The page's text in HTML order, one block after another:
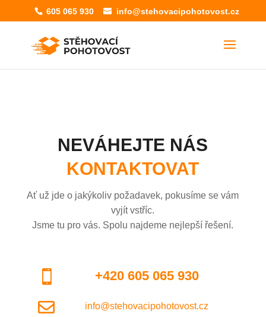
605 065 930 info@stehovacipohotovost.cz
NEVÁHEJTE NÁS
KONTAKTOVAT
Ať už jde o jakýkoliv požadavek, pokusíme se vám
vyjít vstříc.
Jsme tu pro vás. Spolu najdeme nejlepší řešení.
 +420 605 065 930
 info@stehovacipohotovost.cz